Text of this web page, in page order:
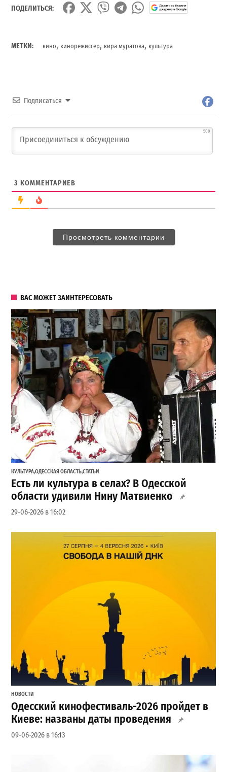
ПОДЕЛИТЬСЯ:
МЕТКИ: кино, кинорежиссер, кира муратова, культура
Подписаться
500
3 КОММЕНТАРИЕВ
Просмотреть комментарии
ВАС МОЖЕТ ЗАИНТЕРЕСОВАТЬ
КУЛЬТУРА,ОДЕССКАЯ ОБЛАСТЬ,СТАТЬИ
Есть ли культура в селах? В Одесской
области удивили Нину Матвиенко
29-06-2026 в 16:02
НОВОСТИ
Одесский кинофестиваль-2026 пройдет в
Киеве: названы даты проведения
09-06-2026 в 16:13